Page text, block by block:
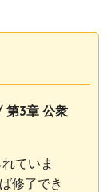
第3章 公衆
ていま
修了でき